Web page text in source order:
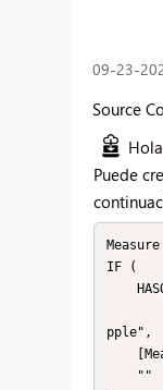
‎09-23-
Source
Hola
Puede
IF (
pple",